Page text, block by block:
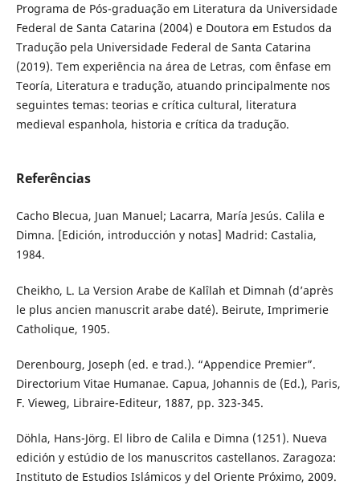
Programa de Pós-graduação em Literatura da Universidade
Federal de Santa Catarina (2004) e Doutora em Estudos da
Tradução pela Universidade Federal de Santa Catarina
(2019). Tem experiência na área de Letras, com ênfase em
Teoría, Literatura e tradução, atuando principalmente nos
seguintes temas: teorias e crítica cultural, literatura
medieval espanhola, historia e crítica da tradução.
Referências
Cacho Blecua, Juan Manuel; Lacarra, María Jesús. Calila e
Dimna. [Edición, introducción y notas] Madrid: Castalia,
1984.
Cheikho, L. La Version Arabe de Kalîlah et Dimnah (d’après
le plus ancien manuscrit arabe daté). Beirute, Imprimerie
Catholique, 1905.
Derenbourg, Joseph (ed. e trad.). “Appendice Premier”.
Directorium Vitae Humanae. Capua, Johannis de (Ed.), Paris,
F. Vieweg, Libraire-Editeur, 1887, pp. 323-345.
Döhla, Hans-Jörg. El libro de Calila e Dimna (1251). Nueva
edición y estúdio de los manuscritos castellanos. Zaragoza:
Instituto de Estudios Islámicos y del Oriente Próximo, 2009.